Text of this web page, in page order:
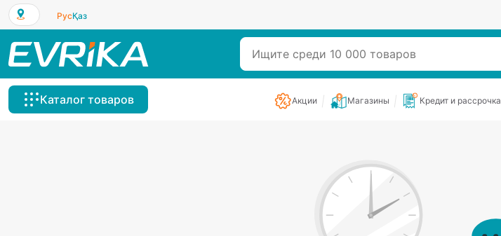
РусҚаз
Каталог товаров Акции Магазины Кредит и рассрочка